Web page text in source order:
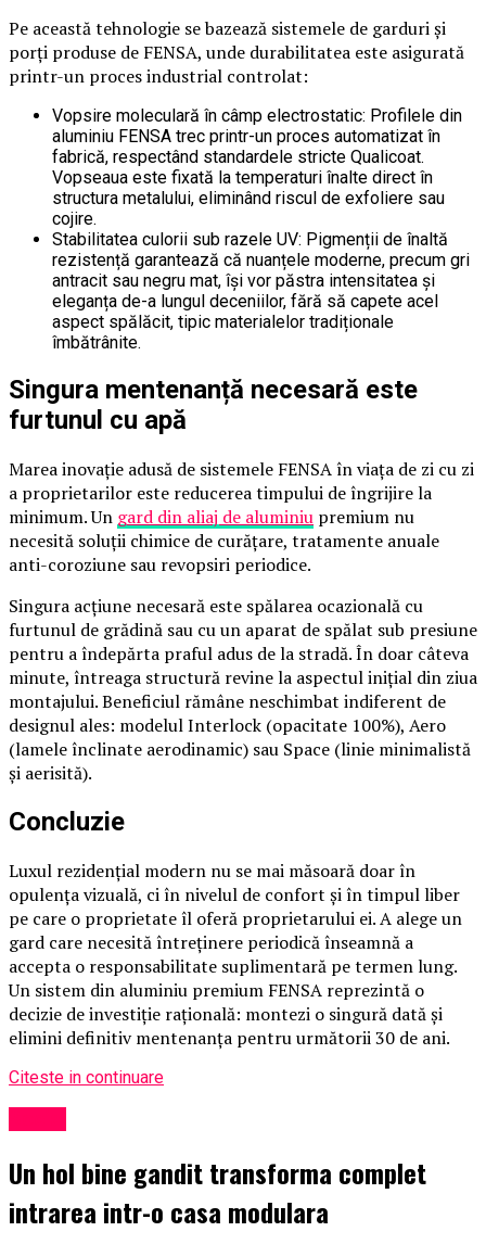
Pe această tehnologie se bazează sistemele de garduri și
porți produse de FENSA, unde durabilitatea este asigurată
printr-un proces industrial controlat:
Vopsire moleculară în câmp electrostatic: Profilele din
aluminiu FENSA trec printr-un proces automatizat în
fabrică, respectând standardele stricte Qualicoat.
Vopseaua este fixată la temperaturi înalte direct în
structura metalului, eliminând riscul de exfoliere sau
cojire.
Stabilitatea culorii sub razele UV: Pigmenții de înaltă
rezistență garantează că nuanțele moderne, precum gri
antracit sau negru mat, își vor păstra intensitatea și
eleganța de-a lungul deceniilor, fără să capete acel
aspect spălăcit, tipic materialelor tradiționale
îmbătrânite.
Singura mentenanță necesară este
furtunul cu apă
Marea inovație adusă de sistemele FENSA în viața de zi cu zi
a proprietarilor este reducerea timpului de îngrijire la
minimum. Un gard din aliaj de aluminiu premium nu
necesită soluții chimice de curățare, tratamente anuale
anti-coroziune sau revopsiri periodice.
Singura acțiune necesară este spălarea ocazională cu
furtunul de grădină sau cu un aparat de spălat sub presiune
pentru a îndepărta praful adus de la stradă. În doar câteva
minute, întreaga structură revine la aspectul inițial din ziua
montajului. Beneficiul rămâne neschimbat indiferent de
designul ales: modelul Interlock (opacitate 100%), Aero
(lamele înclinate aerodinamic) sau Space (linie minimalistă
și aerisită).
Concluzie
Luxul rezidențial modern nu se mai măsoară doar în
opulența vizuală, ci în nivelul de confort și în timpul liber
pe care o proprietate îl oferă proprietarului ei. A alege un
gard care necesită întreținere periodică înseamnă a
accepta o responsabilitate suplimentară pe termen lung.
Un sistem din aluminiu premium FENSA reprezintă o
decizie de investiție rațională: montezi o singură dată și
elimini definitiv mentenanța pentru următorii 30 de ani.
Citeste in continuare
Un hol bine gandit transforma complet
intrarea intr-o casa modulara